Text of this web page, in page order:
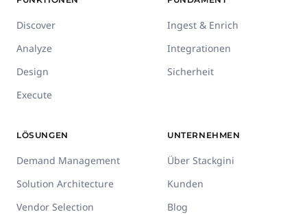
Discover
Analyze
Design
Execute
Ingest & Enrich
Integrationen
Sicherheit
LÖSUNGEN
Demand Management
Solution Architecture
Vendor Selection
UNTERNEHMEN
Über Stackgini
Kunden
Blog